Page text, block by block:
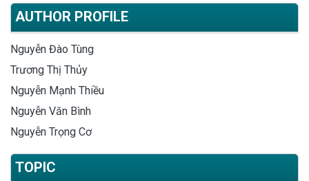
AUTHOR PROFILE
Nguyễn Đào Tùng
Trương Thị Thủy
Nguyễn Mạnh Thiều
Nguyễn Văn Bình
Nguyễn Trọng Cơ
TOPIC